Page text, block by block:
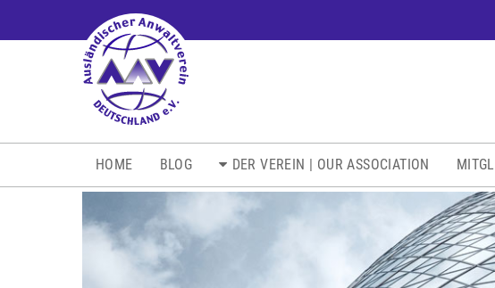
HOME BLOG DER VEREIN | OUR ASSOCIATION